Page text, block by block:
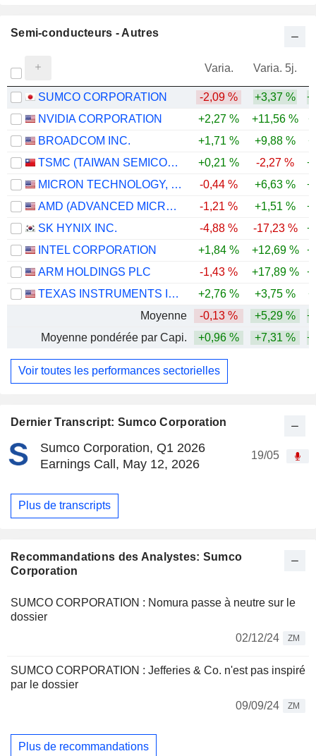
Dernier Transcript: Sumco Corporation
Sumco Corporation, Q1 2026
Earnings Call, May 12, 2026
19/05
Plus de transcripts
Recommandations des Analystes: Sumco
Corporation
SUMCO CORPORATION : Nomura passe à neutre sur le
dossier
02/12/24
ZM
SUMCO CORPORATION : Jefferies & Co. n'est pas inspiré
par le dossier
09/09/24
ZM
Plus de recommandations
Semi-conducteurs - Autres
Varia. Varia. 5j.
SUMCO CORPORATION -2,09 % +3,37 %
NVIDIA CORPORATION
+2,27 % +11,56 %
BROADCOM INC.
+1,71 % +9,88 %
TSMC (TAIWAN SEMICONDUCTOR MANUFACTURING COMPANY)
+0,21 % -2,27 %
MICRON TECHNOLOGY, INC.
-0,44 % +6,63 %
AMD (ADVANCED MICRO DEVICES)
-1,21 % +1,51 %
SK HYNIX INC.
-4,88 % -17,23 %
INTEL CORPORATION
+1,84 % +12,69 %
ARM HOLDINGS PLC
-1,43 % +17,89 %
TEXAS INSTRUMENTS INCORPORATED
+2,76 % +3,75 %
Moyenne
-0,13 % +5,29 %
Moyenne pondérée par Capi.
+0,96 % +7,31 %
Voir toutes les performances sectorielles